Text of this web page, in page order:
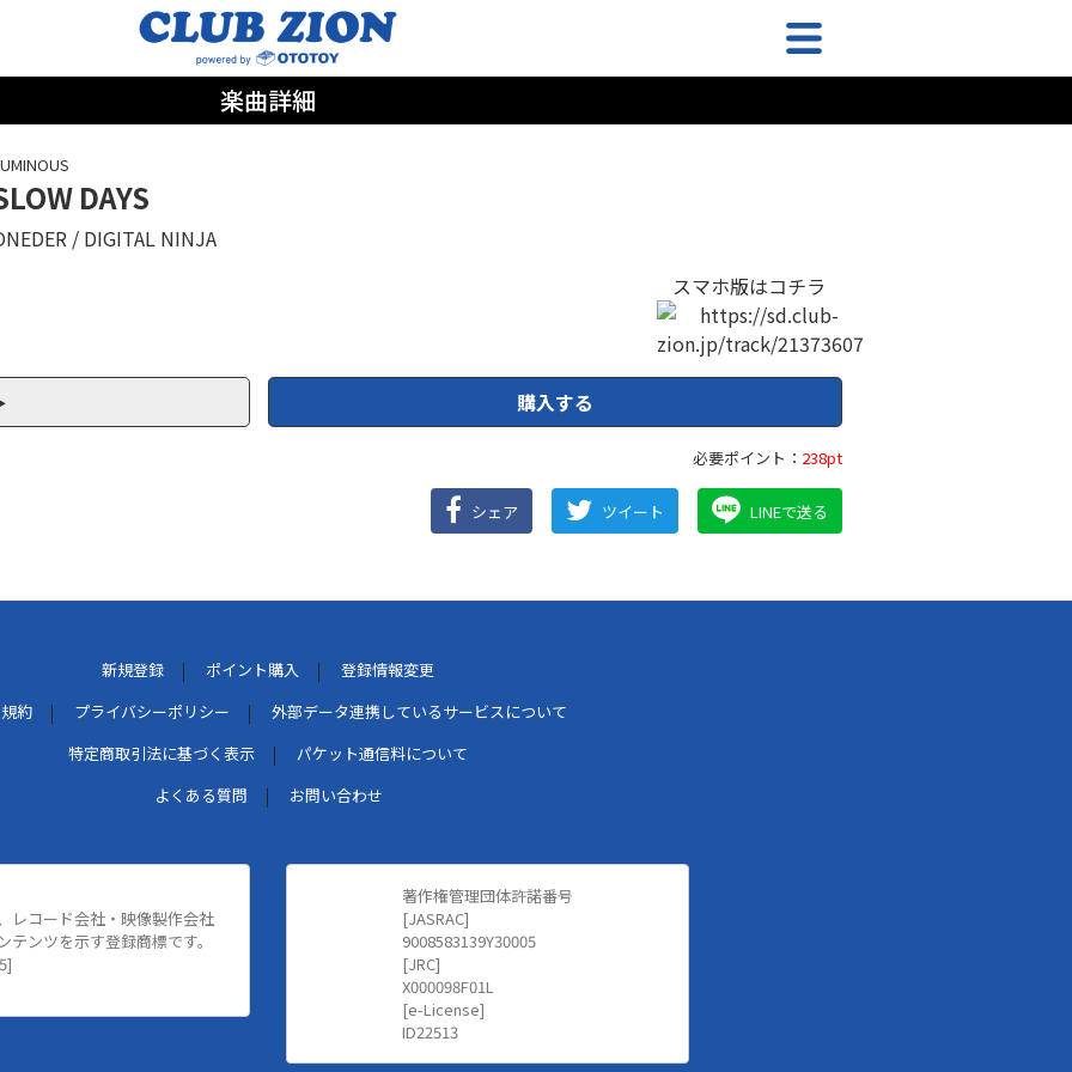
楽曲詳細
DAYS
DIGITAL NINJA
スマホ版はコチラ
購入する
必要ポイント： 238pt
シェア ツイート LINEで送る
新規登録 ポイント購入
登録情報変更
約
プライバシーポリシー
外部データ連携しているサービスについて
特定商取引法に基づく表示
パケット通信料について
よくある質問
お問い合わせ
レコード会社・映像製作会社
テンツを示す登録商標です。
著作権管理団体許諾番号
[JASRAC]
9008583139Y30005
[JRC]
X000098F01L
[e-License]
ID22513